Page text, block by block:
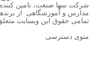
شرکت سها صنعت، تامین کننده
مدارس و آموزشگاهی از
تمامی حقوق این وبسایت
منوی دسترسی